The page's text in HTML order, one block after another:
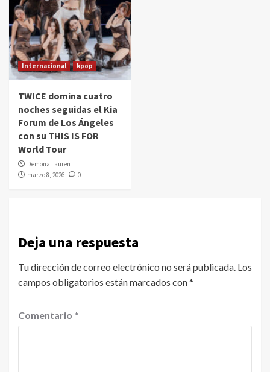
Internacional kpop
TWICE domina cuatro
noches seguidas el Kia
Forum de Los Ángeles
con su THIS IS FOR
World Tour
Demona Lauren
marzo 8, 2026
0
Deja una respuesta
Tu dirección de correo electrónico no será publicada. Los
campos obligatorios están marcados con*
Comentario *